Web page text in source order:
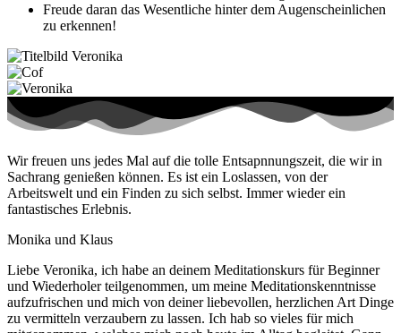
Freude daran das Wesentliche hinter dem Augenscheinlichen
zu erkennen!
Wir freuen uns jedes Mal auf die tolle Entsapnnungszeit, die wir in
Sachrang genießen können. Es ist ein Loslassen, von der
Arbeitswelt und ein Finden zu sich selbst. Immer wieder ein
fantastisches Erlebnis.
Monika und Klaus
Liebe Veronika, ich habe an deinem Meditationskurs für Beginner
und Wiederholer teilgenommen, um meine Meditationskenntnisse
aufzufrischen und mich von deiner liebevollen, herzlichen Art Dinge
zu vermitteln verzaubern zu lassen. Ich hab so vieles für mich